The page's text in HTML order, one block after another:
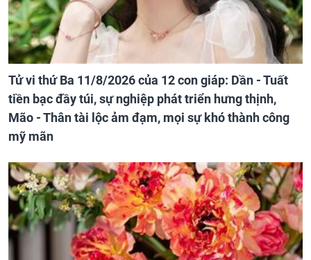
Tử vi thứ Ba 11/8/2026 của 12 con giáp: Dần - Tuất
tiền bạc đầy túi, sự nghiệp phát triển hưng thịnh,
Mão - Thân tài lộc ảm đạm, mọi sự khó thành công
mỹ mãn